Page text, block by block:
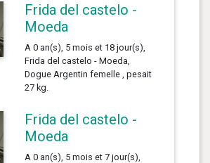
Frida del castelo -
Moeda
A 0 an(s), 5 mois et 18 jour(s),
Frida del castelo - Moeda,
Dogue Argentin femelle , pesait
27 kg.
Frida del castelo -
Moeda
A 0 an(s), 5 mois et 7 jour(s),